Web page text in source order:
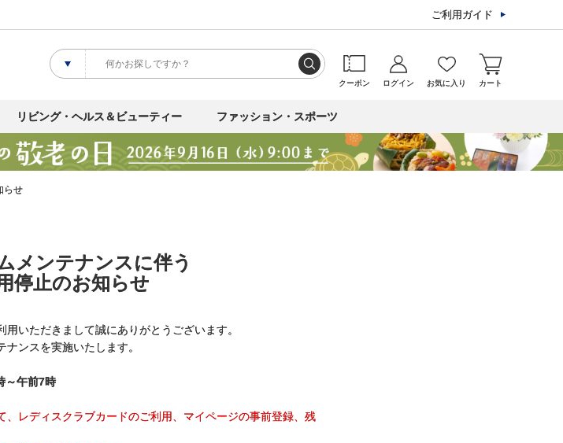
ご利用ガイド
クーポン ログイン お気に入り カート
リビング・ヘルス＆ビューティー ファッション・スポーツ
らせ
メンテナンスに伴う
停止のお知らせ
いただきまして誠にありがとうございます。
ンスを実施いたします。
～午前7時
レディスクラブカードのご利用、マイページの事前登録、残